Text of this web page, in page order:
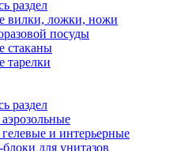
раздел
вилки, ложки, ножи
посуды
стаканы
тарелки
раздел
и интерьерные
для унитазов